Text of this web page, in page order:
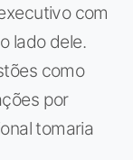
com
lado dele.
como
por
tomaria